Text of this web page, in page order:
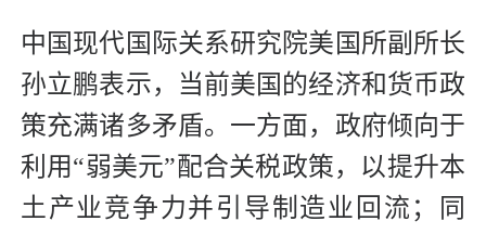
中国现代国际关系研究院美国所副所长
孙立鹏表示，当前美国的经济和货币政
策充满诸多矛盾。一方面，政府倾向于
利用“弱美元”配合关税政策，以提升本
土产业竞争力并引导制造业回流；同